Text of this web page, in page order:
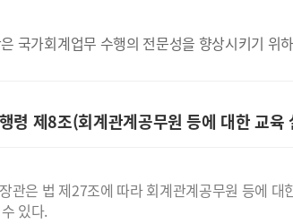
국가회계업무 수행의 전문성을 향상시키기
령 제8조(회계관계공무원 등에 대한 교육
관은 법 제27조에 따라 회계관계공무원 등에
있다.